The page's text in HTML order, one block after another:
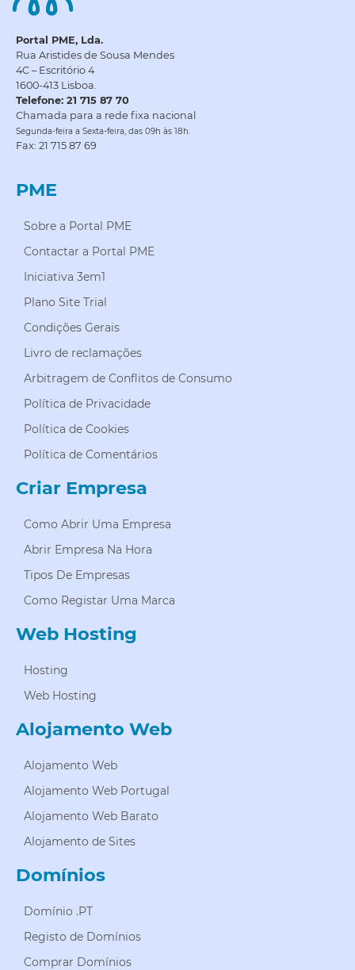
Portal PME, Lda.
Rua Aristides de Sousa Mendes
4C – Escritório 4
1600-413 Lisboa.
Telefone: 21 715 87 70
Chamada para a rede fixa nacional
Segunda-feira a Sexta-feira, das 09h às 18h.
Fax: 21 715 87 69
PME
Sobre a Portal PME
Contactar a Portal PME
Iniciativa 3em1
Plano Site Trial
Condições Gerais
Livro de reclamações
Arbitragem de Conflitos de Consumo
Política de Privacidade
Política de Cookies
Política de Comentários
Criar Empresa
Como Abrir Uma Empresa
Abrir Empresa Na Hora
Tipos De Empresas
Como Registar Uma Marca
Web Hosting
Hosting
Web Hosting
Alojamento Web
Alojamento Web
Alojamento Web Portugal
Alojamento Web Barato
Alojamento de Sites
Domínios
Domínio .PT
Registo de Domínios
Comprar Domínios